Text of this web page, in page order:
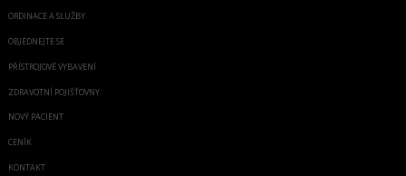
ORDINACE A SLUŽBY
OBJEDNEJTE SE
PŘÍSTROJOVÉ VYBAVENÍ
ZDRAVOTNÍ POJIŠŤOVNY
NOVÝ PACIENT
CENÍK
KONTAKT